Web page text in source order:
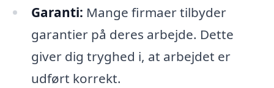
Garanti: Mange firmaer tilbyder
garantier på deres arbejde. Dette
giver dig tryghed i, at arbejdet er
udført korrekt.